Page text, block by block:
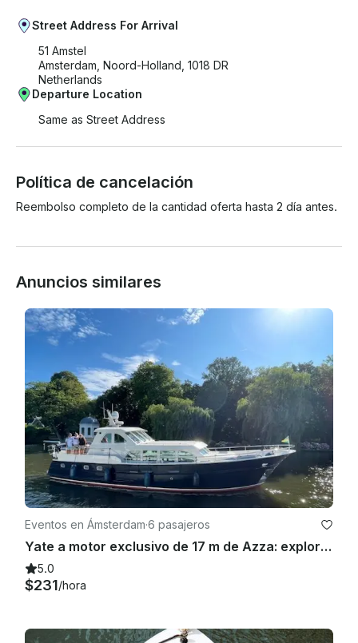
Street Address For Arrival
51 Amstel
Amsterdam, Noord-Holland, 1018 DR
Netherlands
Departure Location
Same as Street Address
Política de cancelación
Reembolso completo de la cantidad oferta hasta 2 día antes.
Anuncios similares
Eventos en Ámsterdam·6 pasajeros
Yate a motor exclusivo de 17 m de Azza: explore los Países Bajos de la manera más singular
5.0
$231/hora